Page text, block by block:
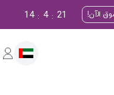
الآن! 20
:
4
:
14